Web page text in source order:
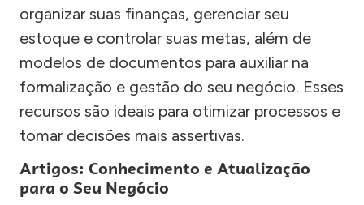
organizar suas finanças, gerenciar seu
estoque e controlar suas metas, além de
modelos de documentos para auxiliar na
formalização e gestão do seu negócio. Esses
recursos são ideais para otimizar processos e
tomar decisões mais assertivas.
Artigos: Conhecimento e Atualização
para o Seu Negócio